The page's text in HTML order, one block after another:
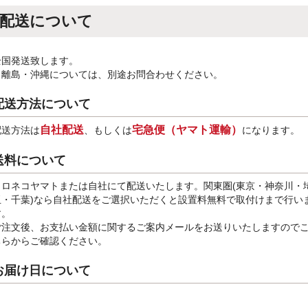
配送について
発送致します。
島・沖縄については、別途お問合わせください。
送方法について
方法は自社配送 、もしくは宅急便（ヤマト運輸） になります。
料について
ネコヤマトまたは自社にて配送いたします。関東圏(東京・神奈川・
千葉)なら自社配送をご選択いただくと設置料無料で取付けまで行い
文後、お支払い金額に関するご案内メールをお送りいたしますので
からご確認ください。
届け日について